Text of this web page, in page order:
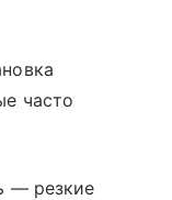
часто
— резкие